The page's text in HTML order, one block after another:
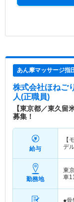
あん摩マッサージ指
株式会社ほねご
人(正職員)
【東京都／東久留
募集！
給与
【
デ
勤務地
東
車